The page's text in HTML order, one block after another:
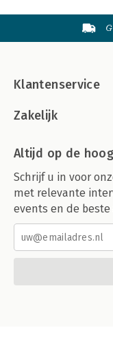
Klantenservice
Zakelijk
Altijd op de
Schrijf u in voor
met relevante
events en de beste